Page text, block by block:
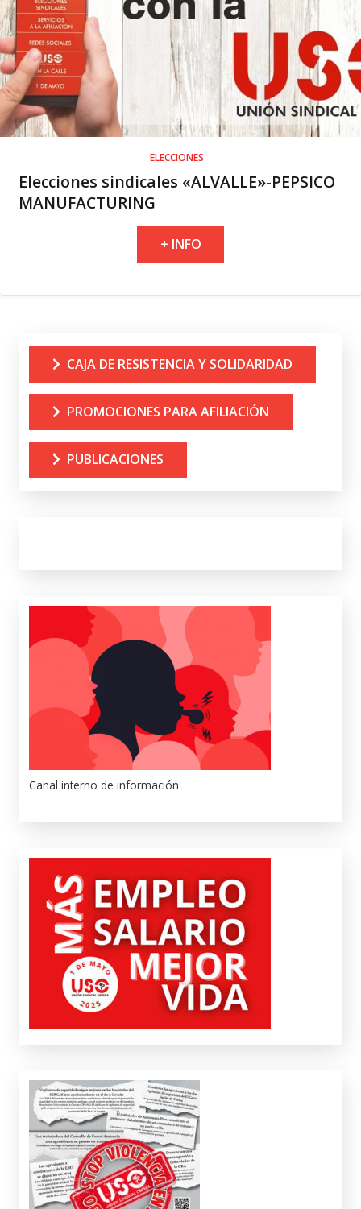
ELECCIONES
Elecciones sindicales «ALVALLE»-PEPSICO
MANUFACTURING
+ INFO
CAJA DE RESISTENCIA Y SOLIDARIDAD
PROMOCIONES PARA AFILIACIÓN
PUBLICACIONES
Canal interno de información